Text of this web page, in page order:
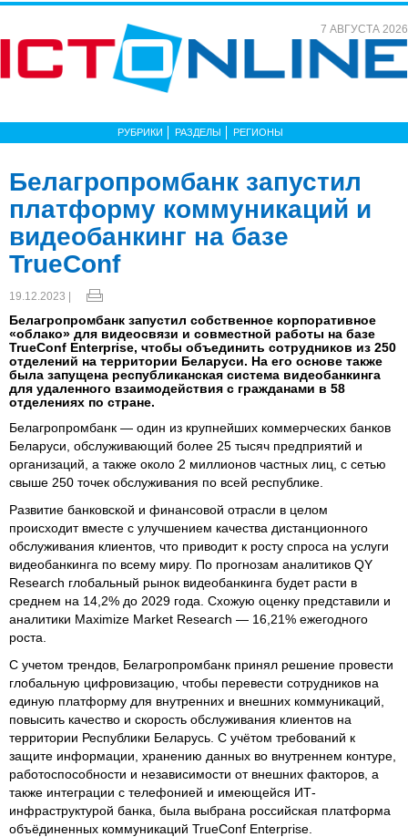
7 АВГУСТА 2026
РУБРИКИ РАЗДЕЛЫ РЕГИОНЫ
Белагропромбанк запустил
платформу коммуникаций и
видеобанкинг на базе
TrueConf
19.12.2023 |
Белагропромбанк запустил собственное корпоративное
«облако» для видеосвязи и совместной работы на базе
TrueConf Enterprise, чтобы объединить сотрудников из 250
отделений на территории Беларуси. На его основе также
была запущена республиканская система видеобанкинга
для удаленного взаимодействия с гражданами в 58
отделениях по стране.
Белагропромбанк — один из крупнейших коммерческих банков
Беларуси, обслуживающий более 25 тысяч предприятий и
организаций, а также около 2 миллионов частных лиц, с сетью
свыше 250 точек обслуживания по всей республике.
Развитие банковской и финансовой отрасли в целом
происходит вместе с улучшением качества дистанционного
обслуживания клиентов, что приводит к росту спроса на услуги
видеобанкинга по всему миру. По прогнозам аналитиков QY
Research глобальный рынок видеобанкинга будет расти в
среднем на 14,2% до 2029 года. Схожую оценку представили и
аналитики Maximize Market Research — 16,21% ежегодного
роста.
С учетом трендов, Белагропромбанк принял решение провести
глобальную цифровизацию, чтобы перевести сотрудников на
единую платформу для внутренних и внешних коммуникаций,
повысить качество и скорость обслуживания клиентов на
территории Республики Беларусь. С учётом требований к
защите информации, хранению данных во внутреннем контуре,
работоспособности и независимости от внешних факторов, а
также интеграции с телефонией и имеющейся ИТ-
инфраструктурой банка, была выбрана российская платформа
объёдиненных коммуникаций TrueConf Enterprise.